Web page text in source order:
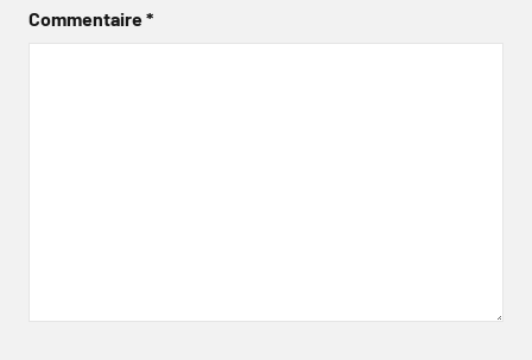
Commentaire*